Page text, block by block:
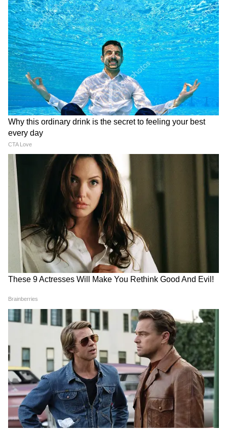
पुदीना नहीं बारिश में बनाएं स्वादिष्ट करौंदे की चटनी, 5
मिनट में होगी रेडी
4
5
Image Credit :
ऐसे तैयार करें हवाई सलाद
अब सभी कटी हुई सब्जियां, अनानास के टुकड़े और स्वीट
कॉर्न को एक बड़े बाउल में डालें। तैयार ड्रेसिंग को ऊपर से
डालकर हल्के हाथों से अच्छी तरह मिलाएं, ताकि सभी
सब्जियों पर ड्रेसिंग की अच्छी कोटिंग हो जाए। अब इसे
10-15 मिनट के लिए फ्रिज में रख दें। ठंडा होने के बाद
इसका स्वाद और भी शानदार हो जाता है।
5
Image Credit : Pinterest
सर्व करने का तरीका और टिप्स